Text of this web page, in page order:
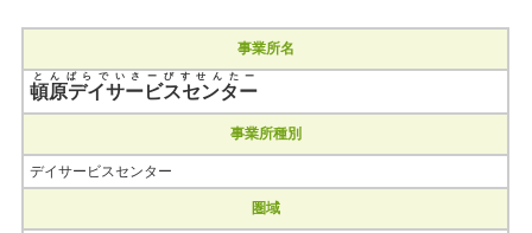
事業所名
頓原デイサービスセンター
とんばらでいさーびすせんたー
事業所種別
デイサービスセンター
圏域